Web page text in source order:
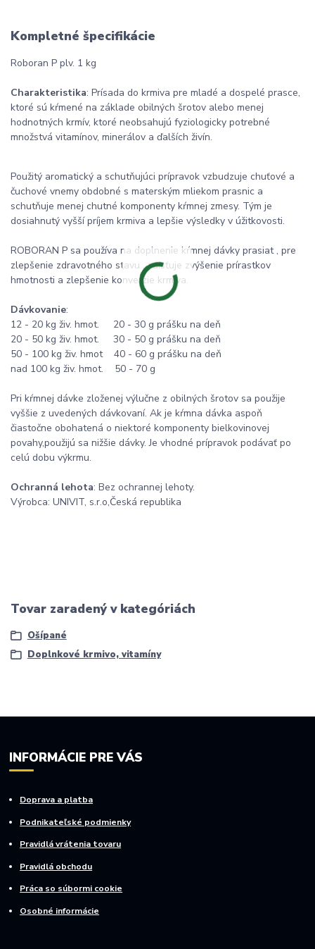
Kompletné špecifikácie
Roboran P plv. 1 kg
Charakteristika: Prísada do krmiva pre mladé a dospelé prasce,
ktoré sú kŕmené na základe obilných šrotov alebo menej
hodnotných krmív, ktoré neobsahujú fyziologicky potrebné
množstvá vitamínov, minerálov a ďalších živín.
Použitý aromatický a schutňujúci prípravok vzbudzuje chuťové a
čuchové vnemy obdobné s materským mliekom prasnic a
schutňuje menej chutné komponenty kŕmnej zmesy. Tým je
dosiahnutý vyšší príjem krmiva a lepšie výsledky v úžitkovosti.
ROBORAN P sa používa na doplnenie kŕmnej dávky prasiat , pre
zlepšenie zdravotného stavu , zaisťuje zvýšenie prírastkov
hmotnosti a zlepšenie konverzie krmiva.
Dávkovanie:
12 - 20 kg živ. hmot. 20 - 30 g prášku na deň
20 - 50 kg živ. hmot. 30 - 50 g prášku na deň
50 - 100 kg živ. hmot 40 - 60 g prášku na deň
nad 100 kg živ. hmot. 50 - 70 g
Pri kŕmnej dávke zloženej výlučne z obilných šrotov sa použije
vyššie z uvedených dávkovaní. Ak je kŕmna dávka aspoň
čiastočne obohatená o niektoré komponenty bielkovinovej
povahy,použijú sa nižšie dávky. Je vhodné prípravok podávať po
celú dobu výkrmu.
Ochranná lehota: Bez ochrannej lehoty.
Výrobca: UNIVIT, s.r.o,Česká republika
Tovar zaradený v kategóriách
Ošípané
Doplnkové krmivo, vitamíny
INFORMÁCIE PRE VÁS
Doprava a platba
Podnikateľské podmienky
Pravidlá vrátenia tovaru
Pravidlá obchodu
Práca so súbormi cookie
Osobné informácie